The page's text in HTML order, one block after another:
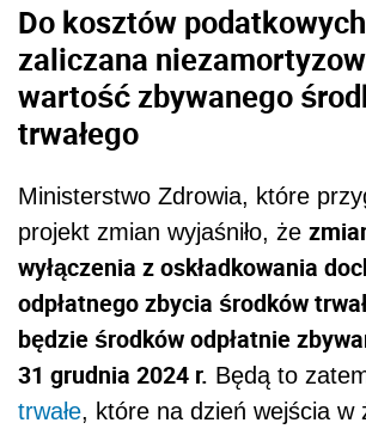
Do kosztów
zaliczana
wartość zbywanego
trwałego
Ministerstwo Zdrowia, które
projekt zmian wyjaśniło, że
wyłączenia z oskładkowania
odpłatnego zbycia środków
będzie środków odpłatnie
31 grudnia 2024 r. Będą to
trwałe, które na dzień wejścia w